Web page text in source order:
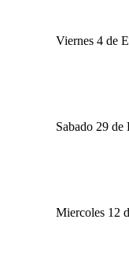
Viernes 4 de
Sabado 29
Miercoles 12